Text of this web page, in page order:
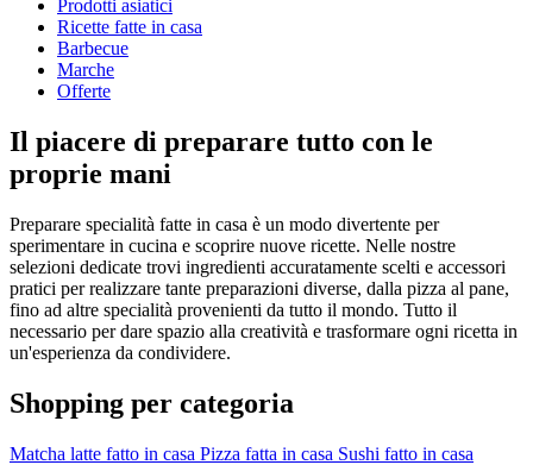
Prodotti asiatici
Ricette fatte in casa
Barbecue
Marche
Offerte
Il piacere di preparare tutto con le
proprie mani
Preparare specialità fatte in casa è un modo divertente per
sperimentare in cucina e scoprire nuove ricette. Nelle nostre
selezioni dedicate trovi ingredienti accuratamente scelti e accessori
pratici per realizzare tante preparazioni diverse, dalla pizza al pane,
fino ad altre specialità provenienti da tutto il mondo. Tutto il
necessario per dare spazio alla creatività e trasformare ogni ricetta in
un'esperienza da condividere.
Shopping per categoria
Matcha latte fatto in casa Pizza fatta in casa Sushi fatto in casa